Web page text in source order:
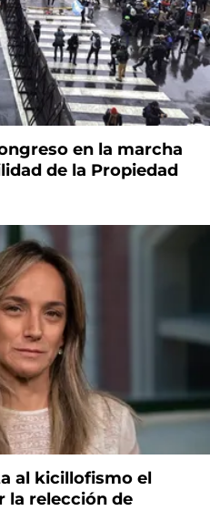
en la marcha
de la Propiedad
al kicillofismo el
la relección de